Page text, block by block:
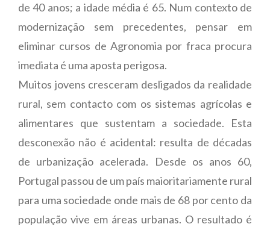
de 40 anos; a idade média é 65. Num contexto de
modernização sem precedentes, pensar em
eliminar cursos de Agronomia por fraca procura
imediata é uma aposta perigosa.
Muitos jovens cresceram desligados da realidade
rural, sem contacto com os sistemas agrícolas e
alimentares que sustentam a sociedade. Esta
desconexão não é acidental: resulta de décadas
de urbanização acelerada. Desde os anos 60,
Portugal passou de um país maioritariamente rural
para uma sociedade onde mais de 68 por cento da
população vive em áreas urbanas. O resultado é